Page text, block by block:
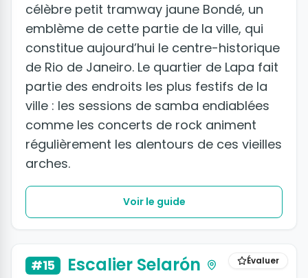
célèbre petit tramway jaune Bondé, un
emblème de cette partie de la ville, qui
constitue aujourd’hui le centre-historique
de Rio de Janeiro. Le quartier de Lapa fait
partie des endroits les plus festifs de la
ville : les sessions de samba endiablées
comme les concerts de rock animent
régulièrement les alentours de ces vieilles
arches.
Voir le guide
Évaluer
#15 Escalier Selarón